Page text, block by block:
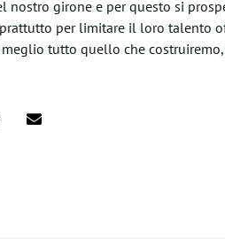
nostro girone e per questo si
per limitare il loro talento
tutto quello che